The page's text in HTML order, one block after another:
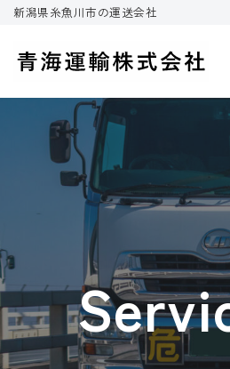
コ
ン
テ
プ
新潟県糸魚川市の運送会社